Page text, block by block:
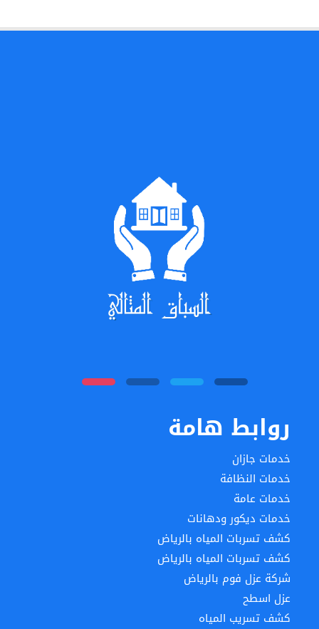
روابط هامة
خدمات جازان
خدمات النظافة
خدمات عامة
خدمات ديكور ودهانات
كشف تسربات المياه بالرياض
كشف تسربات المياه بالرياض
شركة عزل فوم بالرياض
عزل اسطح
كشف تسريب المياه